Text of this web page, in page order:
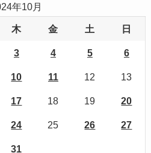
年10月
木 金 土 日
3 4 5 6
10 11 12 13
17 18 19 20
24 25 26 27
31